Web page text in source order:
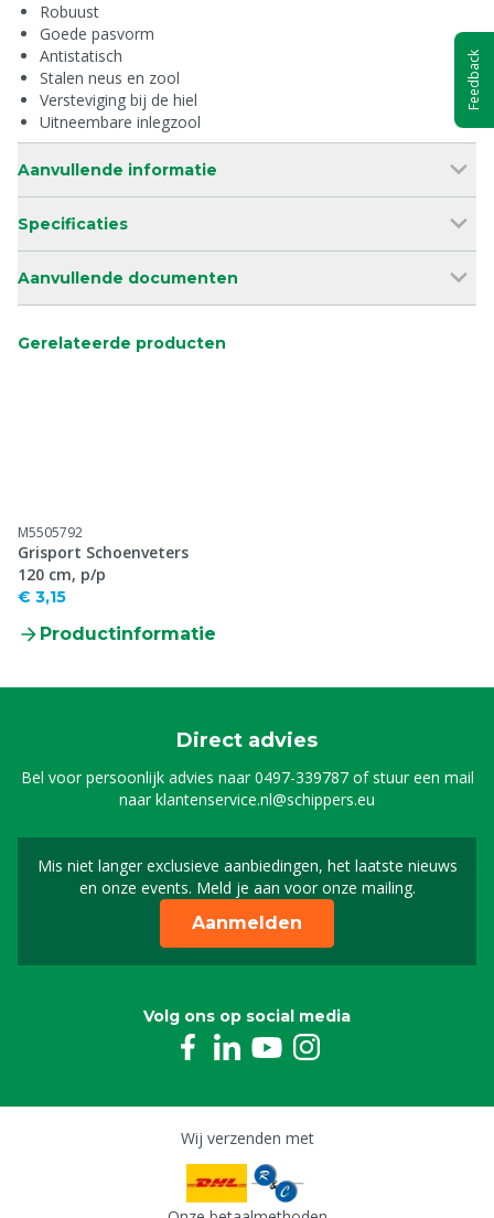
Robuust
Goede pasvorm
Antistatisch
Stalen neus en zool
Versteviging bij de hiel
Uitneembare inlegzool
Aanvullende informatie
Specificaties
Aanvullende documenten
Gerelateerde producten
M5505792
Grisport Schoenveters
120 cm, p/p
€ 3,15
Productinformatie
Direct advies
Bel voor persoonlijk advies naar0497-339787of stuur een mail
naarklantenservice.nl@schippers.eu
Mis niet langer exclusieve aanbiedingen, het laatste nieuws
en onze events. Meld je aan voor onze mailing.
Schrijf je in voor onze
Aanmelden
Volg ons op social media
Wij verzenden met
Feedback